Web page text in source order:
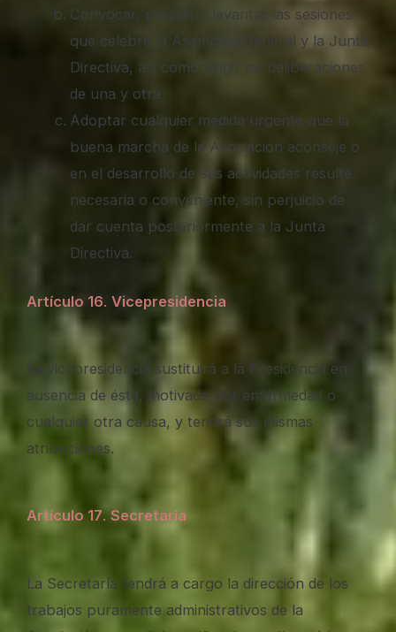
Convocar, presidir y levantar las sesiones
que celebre la Asamblea General y la Junta
Directiva, así como dirigir las deliberaciones
de una y otra
Adoptar cualquier medida urgente que la
buena marcha de la Asociación aconseje o
en el desarrollo de sus actividades resulte
necesaria o conveniente, sin perjuicio de
dar cuenta posteriormente a la Junta
Directiva.
Artículo 16. Vicepresidencia
La vicepresidencia sustituirá a la Presidencia en
ausencia de ésta, motivada por enfermedad o
cualquier otra causa, y tendrá sus mismas
atribuciones.
Artículo 17. Secretaría
La Secretaría tendrá a cargo la dirección de los
trabajos puramente administrativos de la